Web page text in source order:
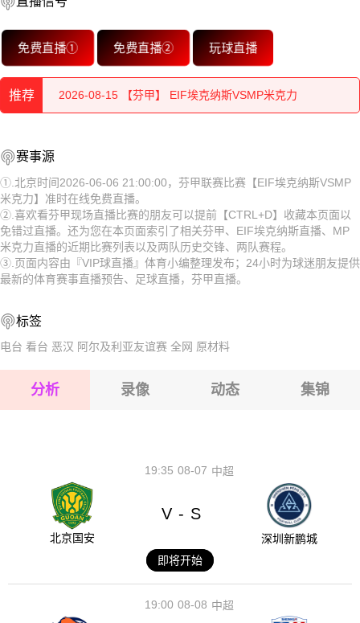
免费直播① 免费直播② 玩球直播
推荐
2026-08-15 【芬甲】 EIF埃克纳斯VSMP米克力
2026-08-15 【芬甲】 EIF埃克纳斯VSMP米克力
2026-08-15 【芬甲】 EIF埃克纳斯VSMP米克力
2026-08-15 【芬甲】 EIF埃克纳斯VSMP米克力
2026-08-15 【芬甲】 EIF埃克纳斯VSMP米克力
2026-08-15 【芬甲】 EIF埃克纳斯VSMP米克力
2026-08-15 【芬甲】 EIF埃克纳斯VSMP米克力
2026-08-15 【芬甲】 EIF埃克纳斯VSMP米克力
2026-08-15 【芬甲】 EIF埃克纳斯VSMP米克力
赛事源
①.北京时间2026-06-06 21:00:00，芬甲联赛比赛【EIF埃克纳斯VSMP
米克力】准时在线免费直播。
②.喜欢看芬甲现场直播比赛的朋友可以提前【CTRL+D】收藏本页面以
免错过直播。还为您在本页面索引了相关芬甲、EIF埃克纳斯直播、MP
米克力直播的近期比赛列表以及两队历史交锋、两队赛程。
③.页面内容由『VIP球直播』体育小编整理发布；24小时为球迷朋友提供
最新的体育赛事直播预告、足球直播，芬甲直播。
标签
电台 看台 恶汉 阿尔及利亚友谊赛 全网 原材料
分析 录像 动态 集锦
08-07
19:35 中超
北京国安
V - S
深圳新鹏城
即将开始
08-08
19:00 中超